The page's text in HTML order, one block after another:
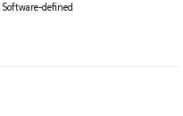
Software-defined